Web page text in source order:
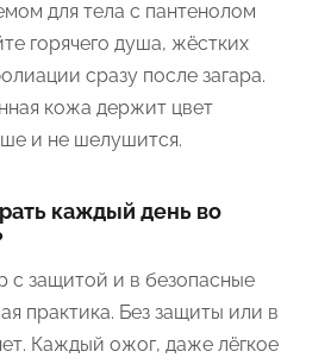
для тела с пантенолом
горячего душа, жёстких
сразу после загара.
кожа держит цвет
и не шелушится.
каждый день во
с защитой и в безопасные
практика. Без защиты или в
Каждый ожог, даже лёгкое